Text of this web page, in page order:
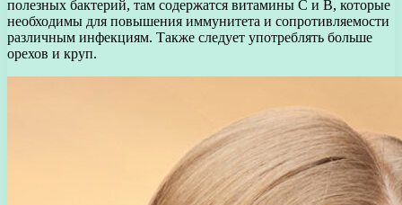
полезных бактерий, там содержатся витамины С и В, которые
необходимы для повышения иммунитета и сопротивляемости
различным инфекциям. Также следует употреблять больше
орехов и круп.